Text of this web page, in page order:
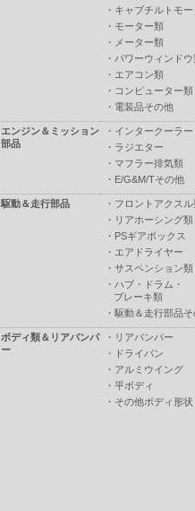
・ キャブチルトモー
・ モーター類
・ メーター類
・ パワーウィンドウ
・ エアコン類
・ コンピューター類
・ 電装品その他
エンジン＆ミッション
部品
・ インタークーラー
・ ラジエター
・ マフラー排気類
・ E/G&M/Tその他
駆動＆走行部品 ・ フロントアクスル
・ リアホーシング類
・ PSギアボックス
・ エアドライヤー
・ サスペンション類
・ ハブ・ドラム・
ブレーキ類
・ 駆動＆走行部品そ
ボディ類＆リアバンパ
ー
・ リアバンパー
・
ドライバン
・ アルミウイング
・ 平ボディ
・ その他ボディ形状